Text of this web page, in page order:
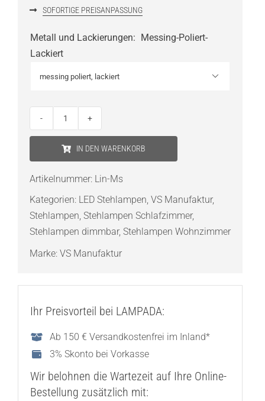
SOFORTIGE PREISANPASSUNG
Metall und Lackierungen: Messing-Poliert-
Lackiert

Stehleuchte
IN DEN WARENKORB
Artikelnummer: Lin-Ms
Kategorien: LED Stehlampen, VS Manufaktur,
Stehlampen, Stehlampen Schlafzimmer,
Stehlampen dimmbar, Stehlampen Wohnzimmer
Marke: VS Manufaktur
Ihr Preisvorteil bei LAMPADA:
Ab 150 € Versandkostenfrei im Inland*
3% Skonto bei Vorkasse
Wir belohnen die Wartezeit auf Ihre Online-
Bestellung zusätzlich mit: